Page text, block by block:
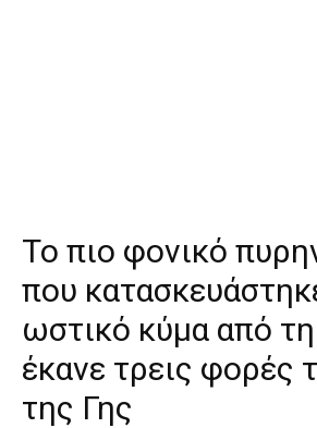
Το πιο φονικό
που
ωστικό κύμα από
έκανε τρεις φορές
της Γης